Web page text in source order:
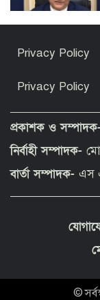
Privacy Policy
Privacy Policy
প্রকাশক ও
নির্বাহী সম্পাদক-
বার্তা সম্পাদক- এস
©